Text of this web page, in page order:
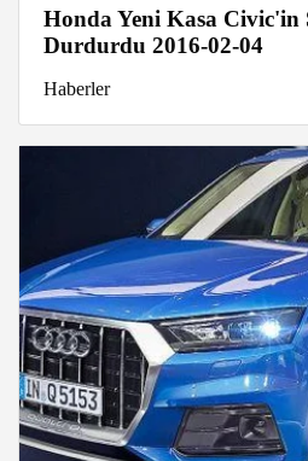
Honda Yeni Kasa Civic'in
Durdurdu 2016-02-04
Haberler